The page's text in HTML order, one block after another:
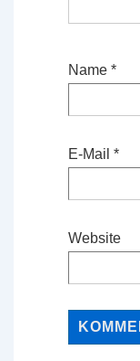
Name *
E-Mail *
Website